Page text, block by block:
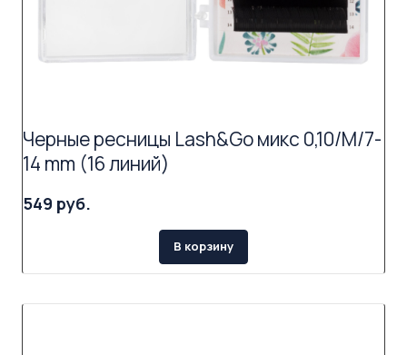
Черные ресницы Lash&Go микс 0,10/M/7-
14 mm (16 линий)
549 руб.
В корзину